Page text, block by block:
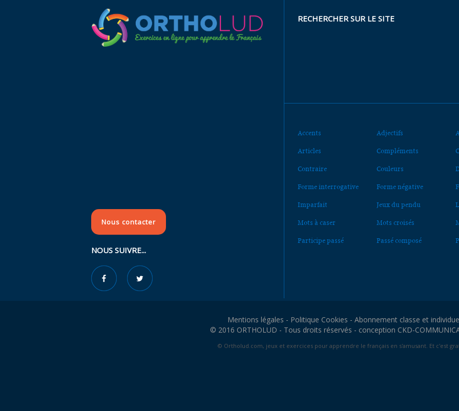
Nous contacter
NOUS SUIVRE...
RECHERCHER SUR LE SITE
Accents Adjectifs
Articles Compléments
Contraire Couleurs
Forme interrogative Forme négative
Imparfait Jeux du pendu
Mots à caser Mots croisés
Participe passé Passé composé
Mentions légales - Politique Cookies - Abonnement classe et
© 2016 ORTHOLUD - Tous droits réservés - conception CKD-
© Ortholud.com, jeux et exercices pour apprendre le français en s'amusant. Et c'est